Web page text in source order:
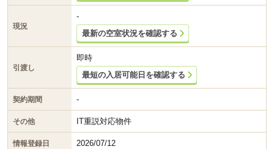
現況
-
最新の空室状況を確認する
引渡し
即時
最短の入居可能日を確認する
契約期間 -
その他 IT重説対応物件
情報登録日 2026/07/12